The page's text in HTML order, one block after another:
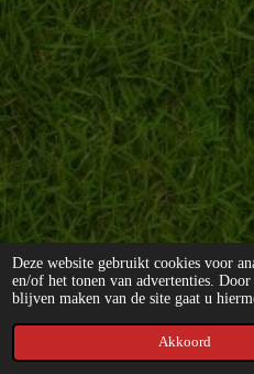
Deze website gebruikt cookies voor
en/of het tonen van advertenties.
blijven maken van de site gaat u
Akkoord